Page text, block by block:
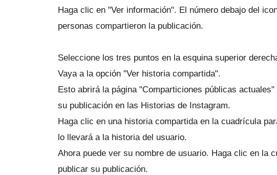
Haga clic en "Ver información". El número debajo del
personas compartieron la publicación.
Seleccione los tres puntos en la esquina superior
Vaya a la opción "Ver historia compartida".
Esto abrirá la página "Comparticiones públicas
su publicación en las Historias de Instagram.
Haga clic en una historia compartida en la cuadrícula
lo llevará a la historia del usuario.
Ahora puede ver su nombre de usuario. Haga clic en la
publicar su publicación.